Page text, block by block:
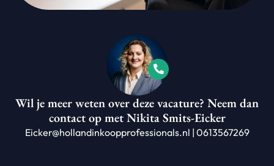
Wil je meer weten over deze vacature? Neem dan
contact op met Nikita Smits-Eicker
Eicker@hollandinkoopprofessionals.nl | 0613567269